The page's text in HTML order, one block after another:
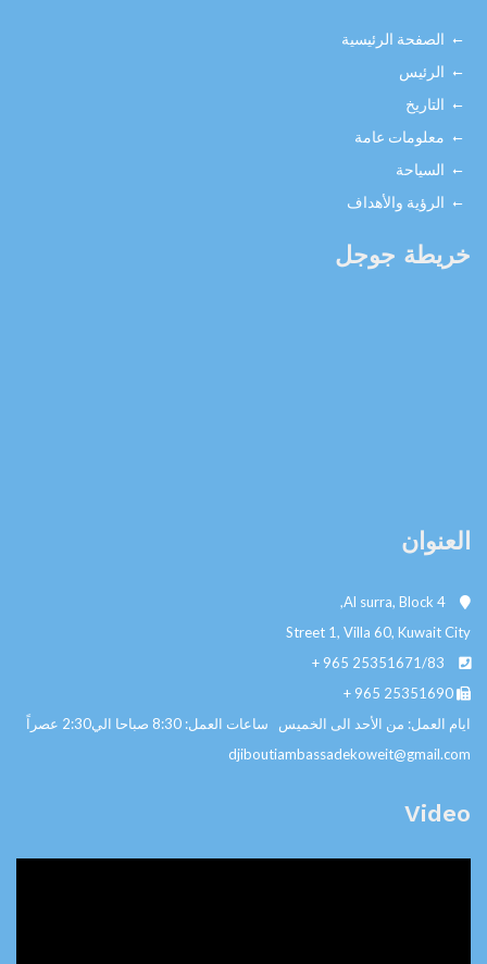
الصفحة الرئيسية
الرئيس
التاريخ
معلومات عامة
السياحة
الرؤية والأهداف
خريطة جوجل
العنوان
Street 1, Villa 60, Kuwait City
+ 965 25351671/83
+ 965 25351690
ايام العمل: من الأحد الى الخميس ساعات العمل: 8:30 صباحا الي2:30 عصراً
djiboutiambassadekoweit@gmail.com
Video